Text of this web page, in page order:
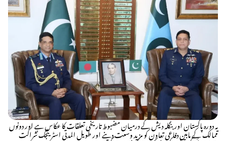
یہ دورہ پاکستان اور بنگلہ دیش کے درمیان مضبوط تاریخی تعلقات کا عکاس ہے اور دونوں
ممالک کے مابین دفاعی تعاون کو مزید وسعت دینے اور طویل المدتی اسٹریٹجک شراکت